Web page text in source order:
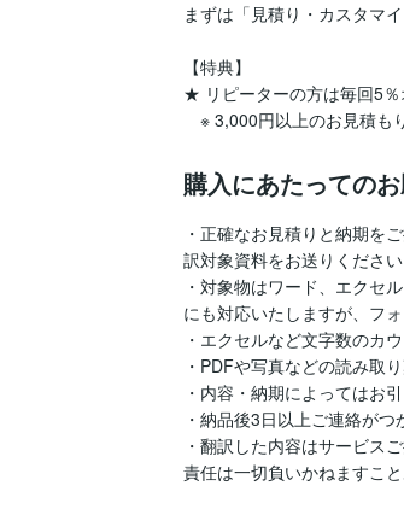
まずは「見積り・カスタマ
【特典】
★ リピーターの方は毎回5％
※ 3,000円以上のお見積も
購入にあたっての
・正確なお見積りと納期を
訳対象資料をお送りください
・対象物はワード、エクセ
にも対応いたしますが、フ
・エクセルなど文字数のカ
・PDFや写真などの読み取
・内容・納期によってはお
・納品後3日以上ご連絡が
・翻訳した内容はサービス
責任は一切負いかねますこ